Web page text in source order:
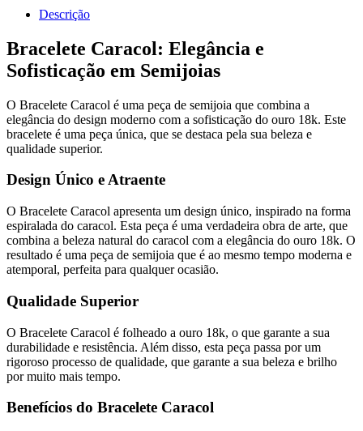
Descrição
Bracelete Caracol: Elegância e
Sofisticação em Semijoias
O Bracelete Caracol é uma peça de semijoia que combina a
elegância do design moderno com a sofisticação do ouro 18k. Este
bracelete é uma peça única, que se destaca pela sua beleza e
qualidade superior.
Design Único e Atraente
O Bracelete Caracol apresenta um design único, inspirado na forma
espiralada do caracol. Esta peça é uma verdadeira obra de arte, que
combina a beleza natural do caracol com a elegância do ouro 18k. O
resultado é uma peça de semijoia que é ao mesmo tempo moderna e
atemporal, perfeita para qualquer ocasião.
Qualidade Superior
O Bracelete Caracol é folheado a ouro 18k, o que garante a sua
durabilidade e resistência. Além disso, esta peça passa por um
rigoroso processo de qualidade, que garante a sua beleza e brilho
por muito mais tempo.
Benefícios do Bracelete Caracol